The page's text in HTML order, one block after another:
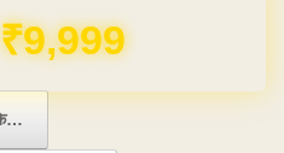
FREE for 1 Year